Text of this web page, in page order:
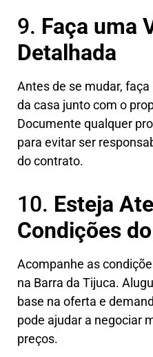
9. Faça uma
Detalhada
Antes de se mudar,
da casa junto com o
Documente qualquer
para evitar ser
do contrato.
10. Esteja
Condições
Acompanhe as
na Barra da Tijuca.
base na oferta e
pode ajudar a negociar
preços.